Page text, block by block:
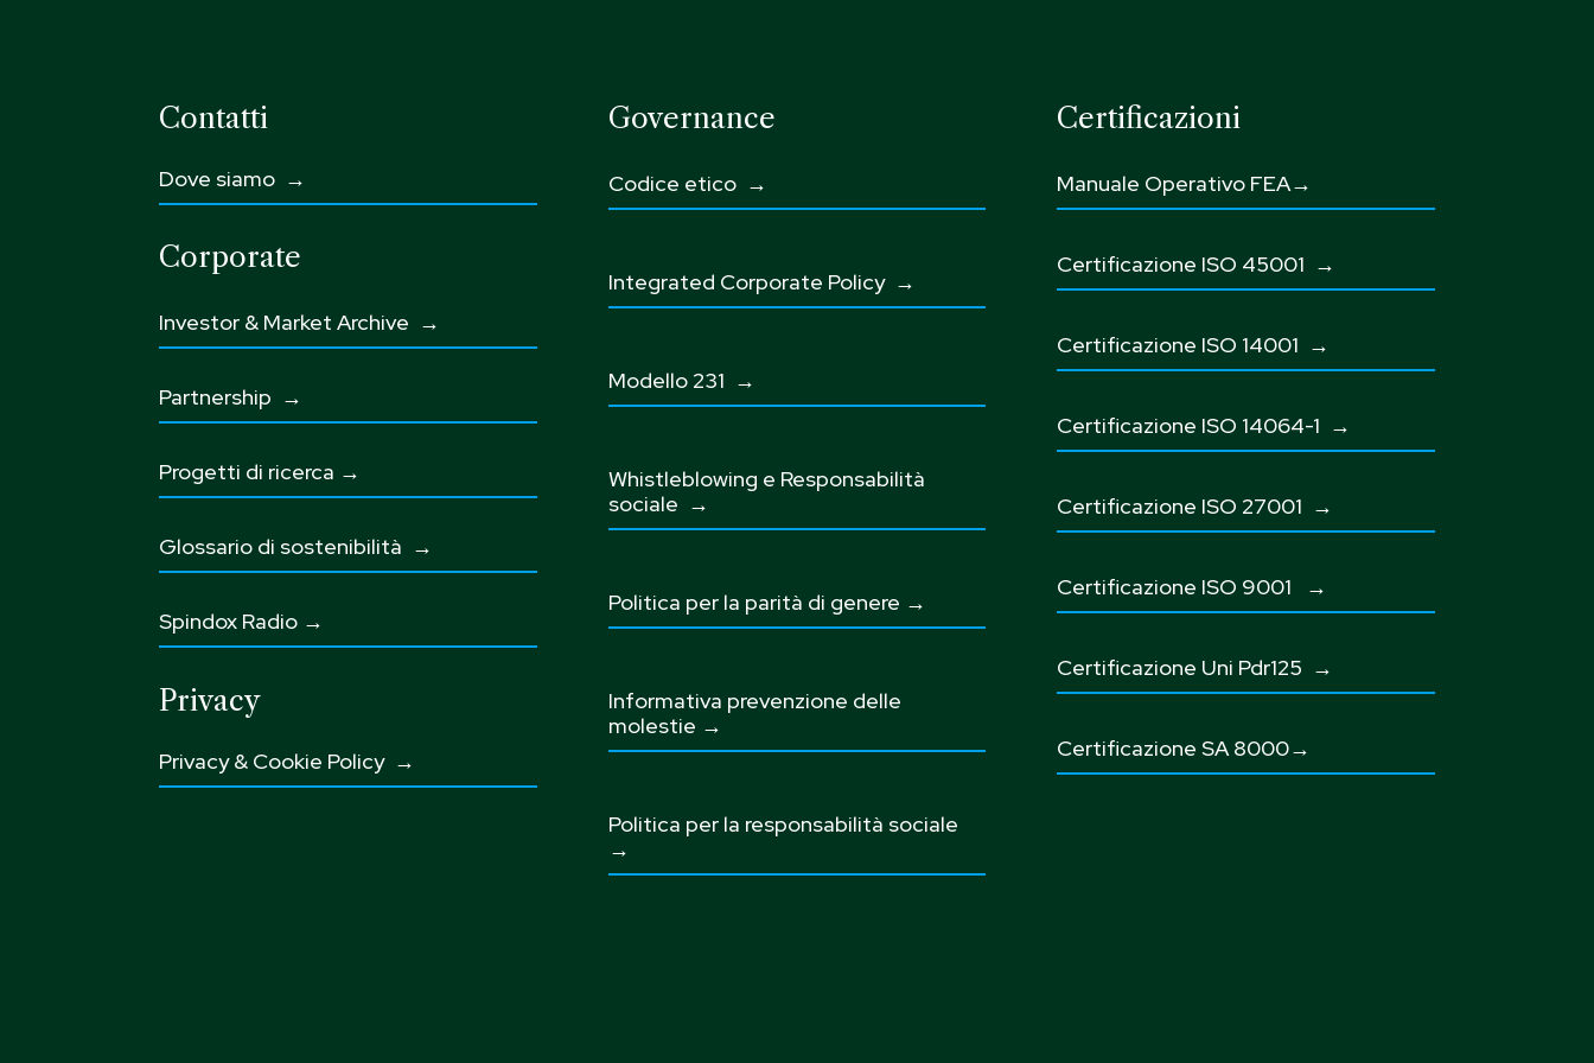
Contatti
Dove siamo →
Corporate
Investor & Market Archive →
Partnership →
Progetti di ricerca →
Glossario di sostenibilità →
Spindox Radio →
Privacy
Privacy & Cookie Policy →
Governance
Codice etico →
Integrated Corporate Policy →
Modello 231 →
Whistleblowing e Responsabilità
sociale →
Politica per la parità di genere →
Informativa prevenzione delle
molestie →
Politica per la responsabilità sociale
→
Certificazioni
Manuale Operativo FEA→
Certificazione ISO 45001 →
Certificazione ISO 14001 →
Certificazione ISO 14064-1 →
Certificazione ISO 27001 →
Certificazione ISO 9001 →
Certificazione Uni Pdr125 →
Certificazione SA 8000→